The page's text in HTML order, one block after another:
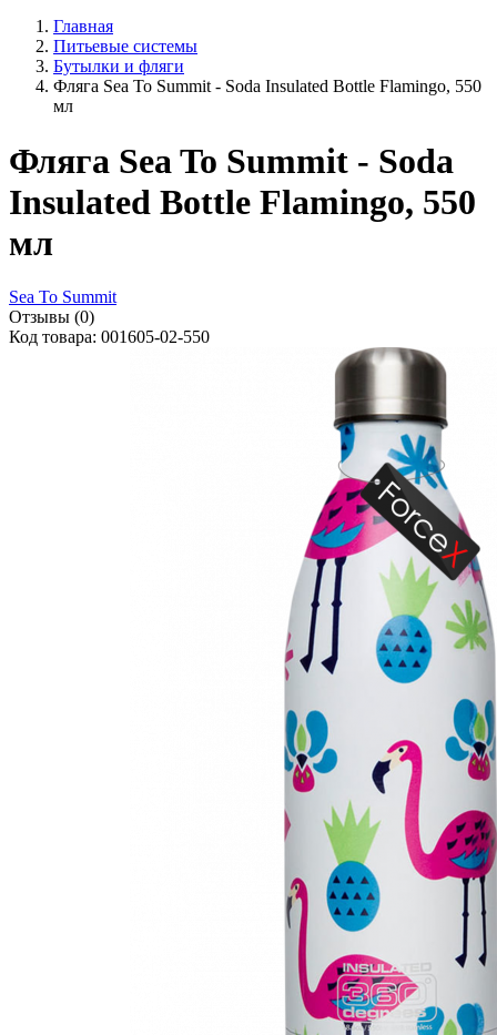
Главная
Питьевые системы
Бутылки и фляги
Фляга Sea To Summit - Soda Insulated Bottle Flamingo, 550
мл
Фляга Sea To Summit - Soda
Insulated Bottle Flamingo, 550
мл
Sea To Summit
Отзывы (0)
Код товара: 001605-02-550